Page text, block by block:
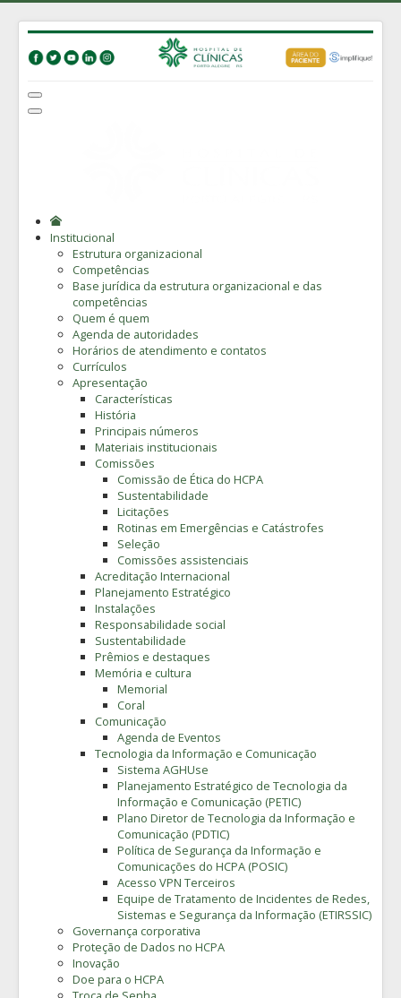
Institucional
Estrutura organizacional
Competências
Base jurídica da estrutura organizacional e das
competências
Quem é quem
Agenda de autoridades
Horários de atendimento e contatos
Currículos
Apresentação
Características
História
Principais números
Materiais institucionais
Comissões
Comissão de Ética do HCPA
Sustentabilidade
Licitações
Rotinas em Emergências e Catástrofes
Seleção
Comissões assistenciais
Acreditação Internacional
Planejamento Estratégico
Instalações
Responsabilidade social
Sustentabilidade
Prêmios e destaques
Memória e cultura
Memorial
Coral
Comunicação
Agenda de Eventos
Tecnologia da Informação e Comunicação
Sistema AGHUse
Planejamento Estratégico de Tecnologia da
Informação e Comunicação (PETIC)
Plano Diretor de Tecnologia da Informação e
Comunicação (PDTIC)
Política de Segurança da Informação e
Comunicações do HCPA (POSIC)
Acesso VPN Terceiros
Equipe de Tratamento de Incidentes de Redes,
Sistemas e Segurança da Informação (ETIRSSIC)
Governança corporativa
Proteção de Dados no HCPA
Inovação
Doe para o HCPA